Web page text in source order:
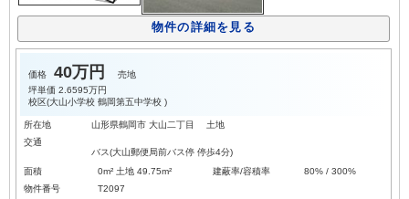
物件の詳細を見る
価格 40万円
売地
坪単価 2.6595万円
校区(大山小学校 鶴岡第五中学校 )
所在地
山形県鶴岡市 大山二丁目 土地
交通
バス(大山郵便局前バス停 停歩4分)
面積
0m² 土地 49.75m² 建蔽率/容積率
80% / 300%
物件番号
T2097